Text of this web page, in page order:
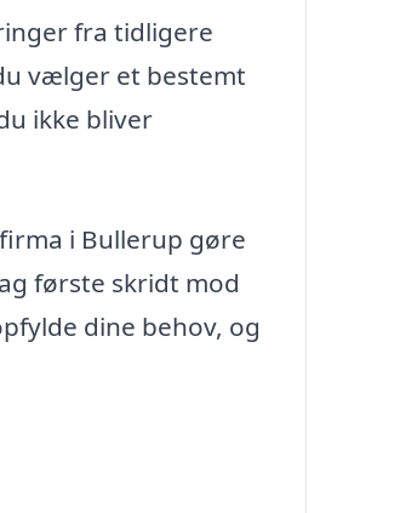
fra tidligere
vælger et bestemt
ikke bliver
i Bullerup gøre
første skridt mod
dine behov, og